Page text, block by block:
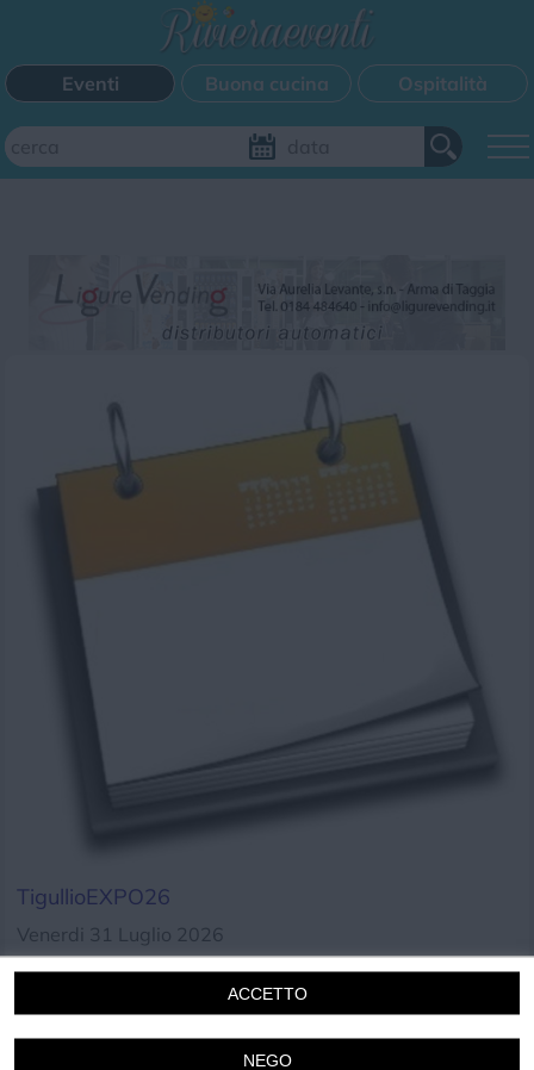
ACCETTO
NEGO
Eventi Buona cucina Ospitalità
FILTRI EVENTI
CATEGORIE EVENTI
Bimbi Cinema Corsi
SpettacoloSport
TigullioEXPO26
Venerdi 31 Luglio 2026
08.30 - 00.00